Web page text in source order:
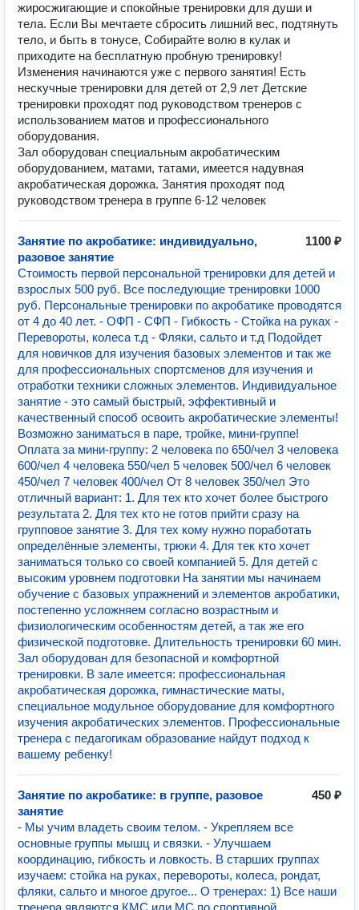
жиросжигающие и спокойные тренировки для души и
тела. Если Вы мечтаете сбросить лишний вес, подтянуть
тело, и быть в тонусе, Собирайте волю в кулак и
приходите на бесплатную пробную тренировку!
Изменения начинаются уже с первого занятия! Есть
нескучные тренировки для детей от 2,9 лет Детские
тренировки проходят под руководством тренеров с
использованием матов и профессионального
оборудования.
Зал оборудован специальным акробатическим
оборудованием, матами, татами, имеется надувная
акробатическая дорожка. Занятия проходят под
руководством тренера в группе 6-12 человек
Занятие по акробатике: индивидуально,
разовое занятие
1100 ₽
Стоимость первой персональной тренировки для детей и
взрослых 500 руб. Все последующие тренировки 1000
руб. Персональные тренировки по акробатике проводятся
от 4 до 40 лет. - ОФП - СФП - Гибкость - Стойка на руках -
Перевороты, колеса т.д - Фляки, сальто и т.д Подойдет
для новичков для изучения базовых элементов и так же
для профессиональных спортсменов для изучения и
отработки техники сложных элементов. Индивидуальное
занятие - это самый быстрый, эффективный и
качественный способ освоить акробатические элементы!
Возможно заниматься в паре, тройке, мини-группе!
Оплата за мини-группу: 2 человека по 650/чел 3 человека
600/чел 4 человека 550/чел 5 человек 500/чел 6 человек
450/чел 7 человек 400/чел От 8 человек 350/чел Это
отличный вариант: 1. Для тех кто хочет более быстрого
результата 2. Для тех кто не готов прийти сразу на
групповое занятие 3. Для тех кому нужно поработать
определённые элементы, трюки 4. Для тек кто хочет
заниматься только со своей компанией 5. Для детей с
высоким уровнем подготовки На занятии мы начинаем
обучение с базовых упражнений и элементов акробатики,
постепенно усложняем согласно возрастным и
физиологическим особенностям детей, а так же его
физической подготовке. Длительность тренировки 60 мин.
Зал оборудован для безопасной и комфортной
тренировки. В зале имеется: профессиональная
акробатическая дорожка, гимнастические маты,
специальное модульное оборудование для комфортного
изучения акробатических элементов. Профессиональные
тренера с педагогикам образование найдут подход к
вашему ребенку!
Занятие по акробатике: в группе, разовое
занятие
450 ₽
- Мы учим владеть своим телом. - Укрепляем все
основные группы мышц и связки. - Улучшаем
координацию, гибкость и ловкость. В старших группах
изучаем: стойка на руках, перевороты, колеса, рондат,
фляки, сальто и многое другое... О тренерах: 1) Все наши
тренера являются КМС или МС по спортивной